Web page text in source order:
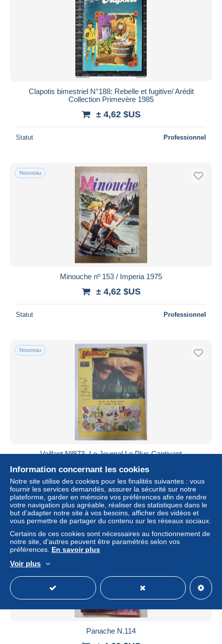
Clapotis bimestriel N°188: Rebelle et fugitive/ Arédit
Collection Primevère 1985
± 4,62 $US
Statut Professionnel
Nouveau
Minouche nº 153 / Imperia 1975
± 4,62 $US
Statut Professionnel
Nouveau
Vaillant Nº873- Le Journal Le Plus Captivant
± 17,34 $US
Statut Professionnel
Panache N.114
Information concernant les cookies
Notre site utilise des cookies pour les finalités suivantes : vous
fournir les services demandés, assurer la sécurité sur notre
plateforme, garder en mémoire vos préférences afin de rendre
votre navigation plus agréable, réaliser des statistiques dans le
but d’adapter notre site à vos besoins, afficher des vidéos et
vous permettre de partager du contenu sur les réseaux sociaux.
Certains de ces cookies sont nécessaires au fonctionnement de
notre site, d’autres peuvent être paramétrés selon vos
préférences. En savoir plus
Voir plus